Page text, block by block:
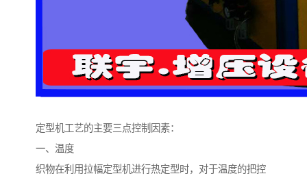
定型机工艺的主要三点控制因素：
一、温度
织物在利用拉幅定型机进行热定型时，对于温度的把控